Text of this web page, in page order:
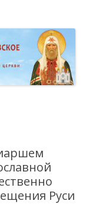
in
Руси